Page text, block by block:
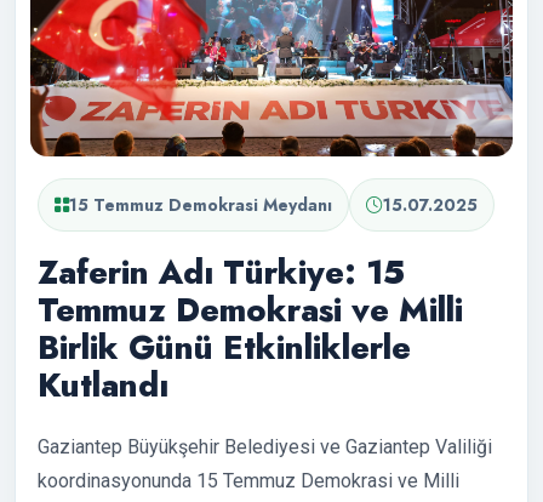
15 Temmuz Demokrasi Meydanı 15.07.2025
Zaferin Adı Türkiye: 15
Temmuz Demokrasi ve Milli
Birlik Günü Etkinliklerle
Kutlandı
Gaziantep Büyükşehir Belediyesi ve Gaziantep Valiliği
koordinasyonunda 15 Temmuz Demokrasi ve Milli